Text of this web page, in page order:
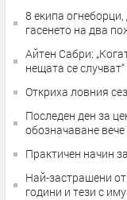
8 екипа
гасенето на два
Айтен Сабри:
нещата се случват“
Откриха ловния
Последен ден за
обозначаване
Практичен начин
Най-застрашени
години и тези с